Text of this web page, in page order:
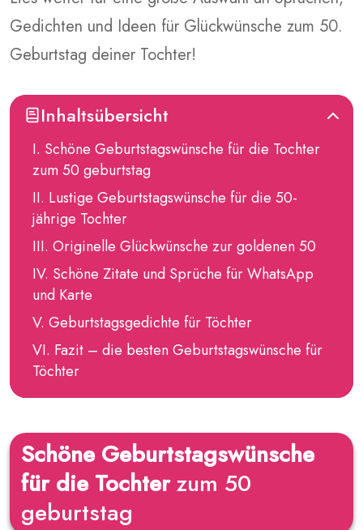
Gedichten und Ideen für Glückwünsche zum 50.
Geburtstag deiner Tochter!
Inhaltsübersicht
Schöne Geburtstagswünsche für die Tochter
zum 50 geburtstag
Lustige Geburtstagswünsche für die 50-
jährige Tochter
Originelle Glückwünsche zur goldenen 50
Schöne Zitate und Sprüche für WhatsApp
und Karte
Geburtstagsgedichte für Töchter
Fazit – die besten Geburtstagswünsche für
Töchter
Schöne Geburtstagswünsche
für die Tochterzum 50
geburtstag